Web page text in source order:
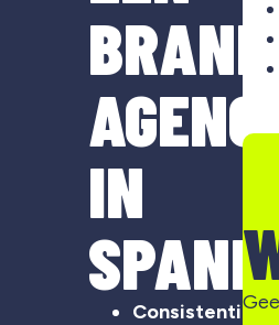
IN
Consistentie: